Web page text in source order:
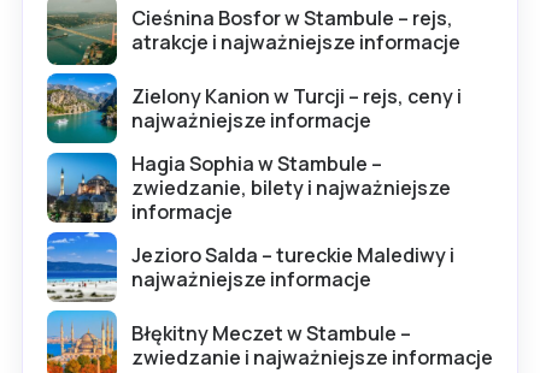
Cieśnina Bosfor w Stambule – rejs,
atrakcje i najważniejsze informacje
Zielony Kanion w Turcji – rejs, ceny i
najważniejsze informacje
Hagia Sophia w Stambule –
zwiedzanie, bilety i najważniejsze
informacje
Jezioro Salda – tureckie Malediwy i
najważniejsze informacje
Błękitny Meczet w Stambule –
zwiedzanie i najważniejsze informacje